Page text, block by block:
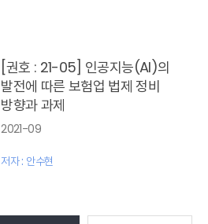
[권호 : 21-05] 인공지능(AI)의
발전에 따른 보험업 법제 정비
방향과 과제
2021-09
저자 : 안수현